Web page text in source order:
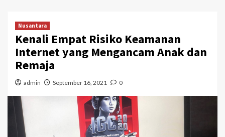
Nusantara
Kenali Empat Risiko Keamanan
Internet yang Mengancam Anak dan
Remaja
admin September 16, 2021 0